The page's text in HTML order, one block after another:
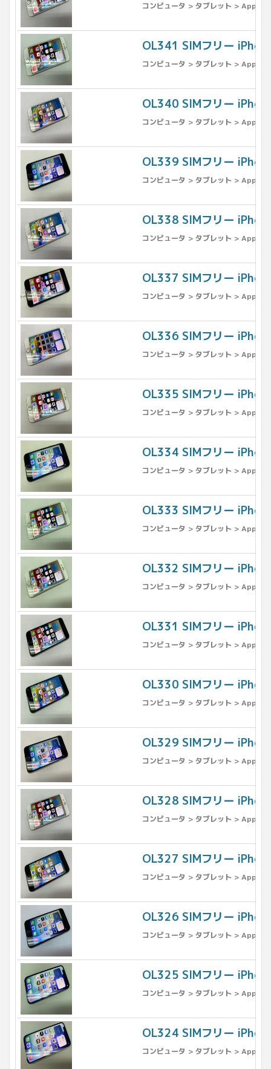
コンピュータ > タブレット > Apple
OL341 SIMフリー
コンピュータ > タブレット > Apple
OL340 SIMフリー
コンピュータ > タブレット > Apple
OL339 SIMフリー
コンピュータ > タブレット > Apple
OL338 SIMフリー
コンピュータ > タブレット > Apple
OL337 SIMフリー
コンピュータ > タブレット > Apple
OL336 SIMフリー
コンピュータ > タブレット > Apple
OL335 SIMフリー
コンピュータ > タブレット > Apple
OL334 SIMフリー
コンピュータ > タブレット > Apple
OL333 SIMフリー
コンピュータ > タブレット > Apple
OL332 SIMフリー
コンピュータ > タブレット > Apple
OL331 SIMフリー
コンピュータ > タブレット > Apple
OL330 SIMフリー
コンピュータ > タブレット > Apple
OL329 SIMフリー
コンピュータ > タブレット > Apple
OL328 SIMフリー
コンピュータ > タブレット > Apple
OL327 SIMフリー
コンピュータ > タブレット > Apple
OL326 SIMフリー
コンピュータ > タブレット > Apple
OL325 SIMフリー
コンピュータ > タブレット > Apple
OL324 SIMフリー
コンピュータ > タブレット > Apple